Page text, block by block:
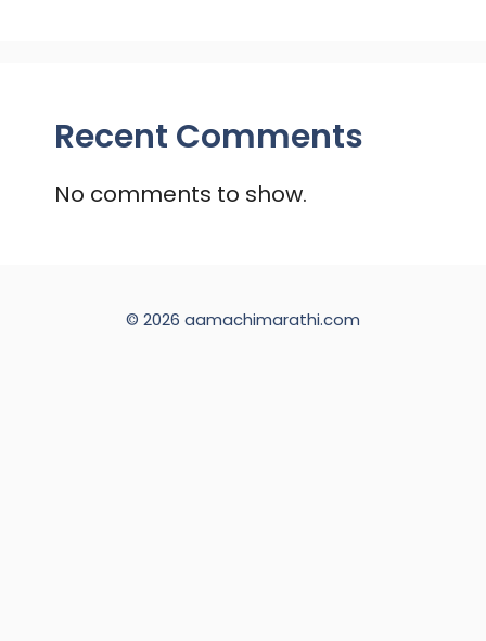
Recent Comments
No comments to show.
© 2026 aamachimarathi.com